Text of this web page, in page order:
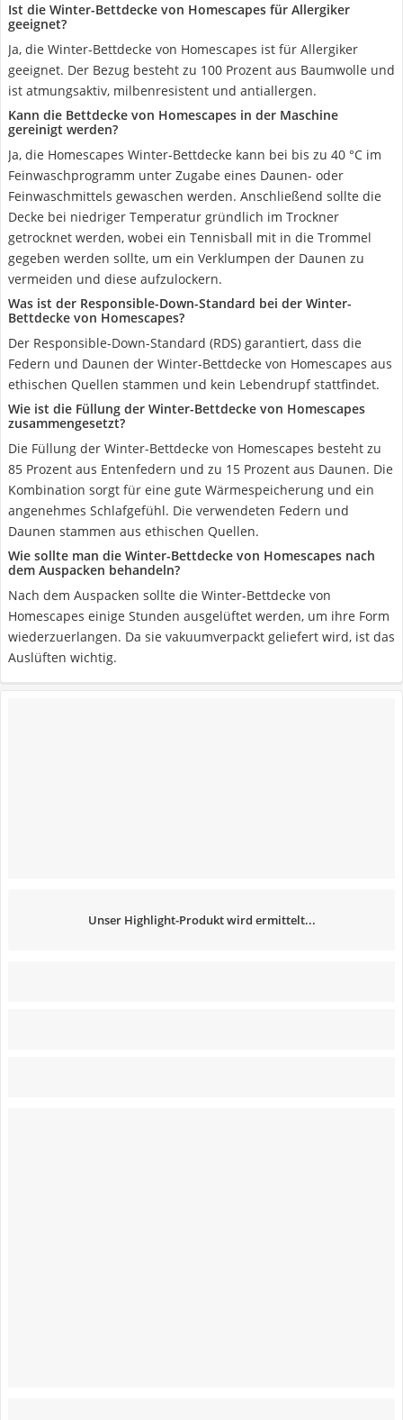
Ist die Winter-Bettdecke von Homescapes für Allergiker
geeignet?
Ja, die Winter-Bettdecke von Homescapes ist für Allergiker
geeignet. Der Bezug besteht zu 100 Prozent aus Baumwolle und
ist atmungsaktiv, milbenresistent und antiallergen.
Kann die Bettdecke von Homescapes in der Maschine
gereinigt werden?
Ja, die Homescapes Winter-Bettdecke kann bei bis zu 40 °C im
Feinwaschprogramm unter Zugabe eines Daunen- oder
Feinwaschmittels gewaschen werden. Anschließend sollte die
Decke bei niedriger Temperatur gründlich im Trockner
getrocknet werden, wobei ein Tennisball mit in die Trommel
gegeben werden sollte, um ein Verklumpen der Daunen zu
vermeiden und diese aufzulockern.
Was ist der Responsible-Down-Standard bei der Winter-
Bettdecke von Homescapes?
Der Responsible-Down-Standard (RDS) garantiert, dass die
Federn und Daunen der Winter-Bettdecke von Homescapes aus
ethischen Quellen stammen und kein Lebendrupf stattfindet.
Wie ist die Füllung der Winter-Bettdecke von Homescapes
zusammengesetzt?
Die Füllung der Winter-Bettdecke von Homescapes besteht zu
85 Prozent aus Entenfedern und zu 15 Prozent aus Daunen. Die
Kombination sorgt für eine gute Wärmespeicherung und ein
angenehmes Schlafgefühl. Die verwendeten Federn und
Daunen stammen aus ethischen Quellen.
Wie sollte man die Winter-Bettdecke von Homescapes nach
dem Auspacken behandeln?
Nach dem Auspacken sollte die Winter-Bettdecke von
Homescapes einige Stunden ausgelüftet werden, um ihre Form
wiederzuerlangen. Da sie vakuumverpackt geliefert wird, ist das
Auslüften wichtig.
Unser Highlight-Produkt wird ermittelt...